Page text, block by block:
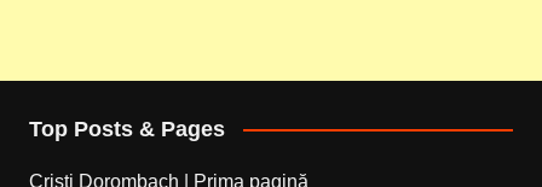
Top Posts & Pages
Cristi Dorombach | Prima pagină